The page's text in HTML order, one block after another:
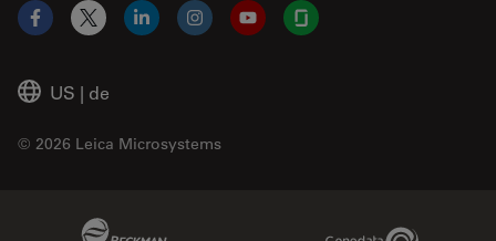
US | de
© 2026 Leica Microsystems
Facebook
X LinkedInInstagramYouTubeGlassdoor
Genedata Link